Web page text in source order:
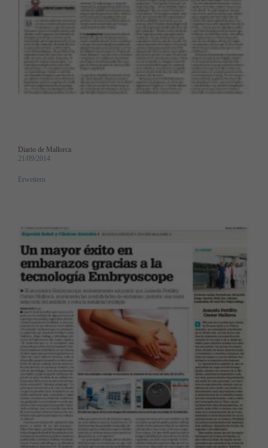
Diario de Mallorca
21/09/2014
Erweitern